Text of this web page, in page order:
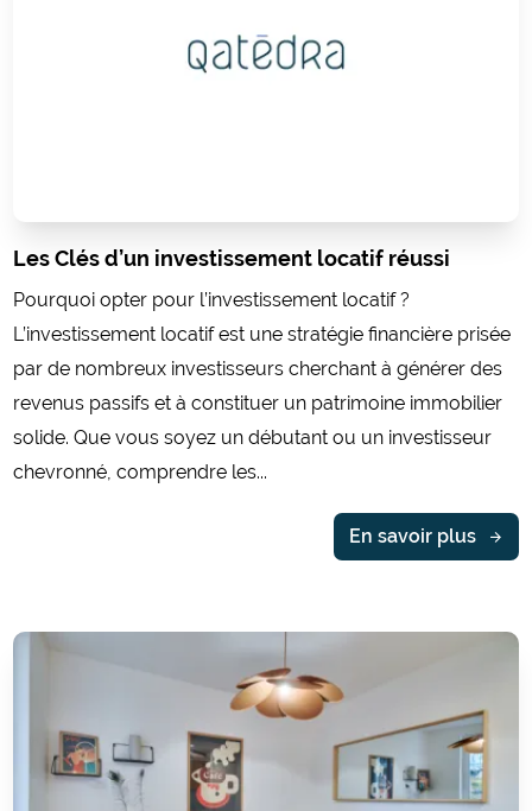
Les Clés d’un investissement locatif réussi
Pourquoi opter pour l’investissement locatif ?
L’investissement locatif est une stratégie financière prisée
par de nombreux investisseurs cherchant à générer des
revenus passifs et à constituer un patrimoine immobilier
solide. Que vous soyez un débutant ou un investisseur
chevronné, comprendre les...
En savoir plus